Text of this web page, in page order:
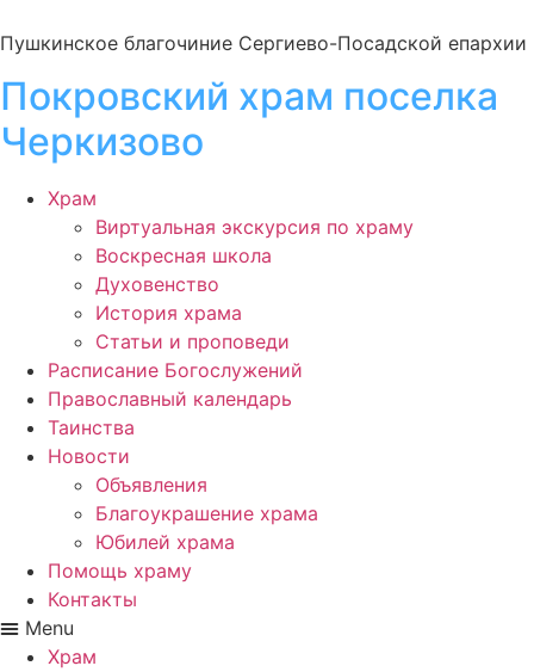
Пушкинское благочиние Сергиево-Посадской епархии
Покровский храм поселка
Черкизово
Храм
Виртуальная экскурсия по храму
Воскресная школа
Духовенство
История храма
Статьи и проповеди
Расписание Богослужений
Православный календарь
Таинства
Новости
Объявления
Благоукрашение храма
Юбилей храма
Помощь храму
Контакты
Menu
Храм